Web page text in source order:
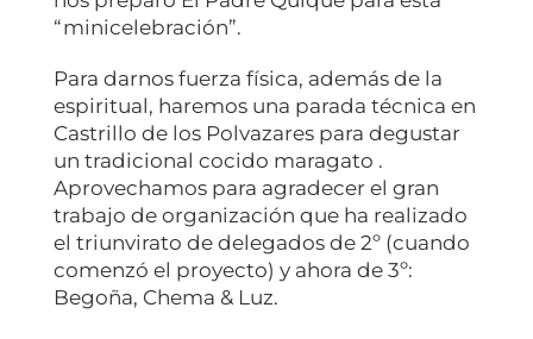
“minicelebración”.
Para darnos fuerza física, además de la
espiritual, haremos una parada técnica en
Castrillo de los Polvazares para degustar
un tradicional cocido maragato .
Aprovechamos para agradecer el gran
trabajo de organización que ha realizado
el triunvirato de delegados de 2º (cuando
comenzó el proyecto) y ahora de 3º:
Begoña, Chema & Luz.